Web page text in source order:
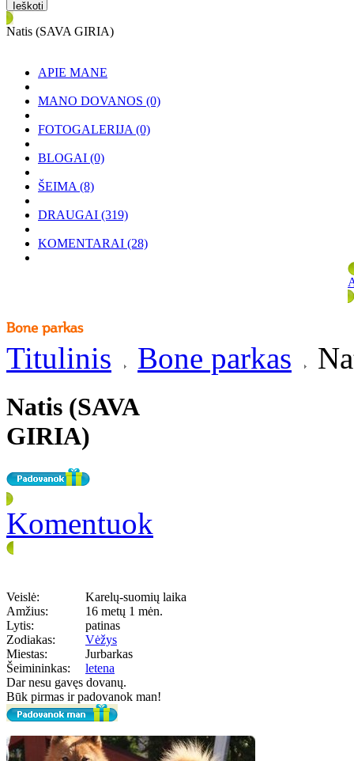
Natis (SAVA GIRIA)
APIE MANE
MANO DOVANOS (0)
FOTOGALERIJA (0)
BLOGAI (0)
ŠEIMA (8)
DRAUGAI (319)
KOMENTARAI (28)
Titulinis Bone parkas
Natis (SAVA
GIRIA)
Komentuok
Veislė:
Karelų-suomių laika
Amžius:
16 metų 1 mėn.
Lytis:
patinas
Zodiakas:
Vėžys
Miestas:
Jurbarkas
Šeimininkas:
letena
Dar nesu gavęs dovanų.
Būk pirmas ir padovanok man!